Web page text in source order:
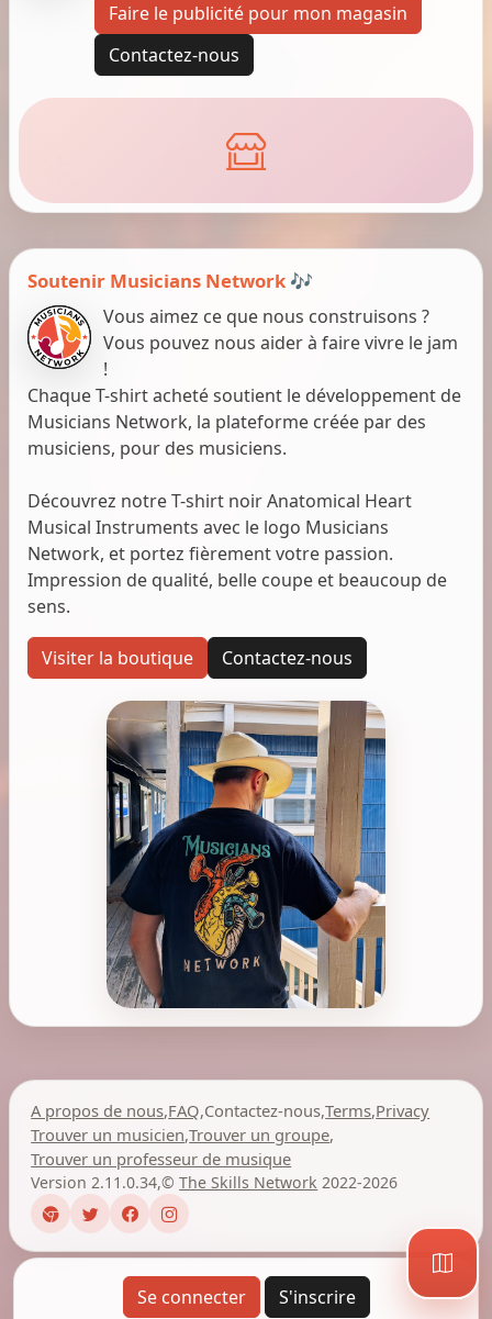
Faire le publicité pour mon magasin
Contactez-nous
Soutenir Musicians Network 🎶
Vous aimez ce que nous construisons ?
Vous pouvez nous aider à faire vivre le jam
!
Chaque T-shirt acheté soutient le développement de
Musicians Network, la plateforme créée par des
musiciens, pour des musiciens.
Découvrez notre T-shirt noir Anatomical Heart
Musical Instruments avec le logo Musicians
Network, et portez fièrement votre passion.
Impression de qualité, belle coupe et beaucoup de
sens.
Visiter la boutique Contactez-nous
A propos de nous,FAQ,Contactez-nous,Terms,Privacy
Trouver un musicien,Trouver un groupe,
Trouver un professeur de musique
Version 2.11.0.34,©The Skills Network 2022-2026
Se connecter S'inscrire